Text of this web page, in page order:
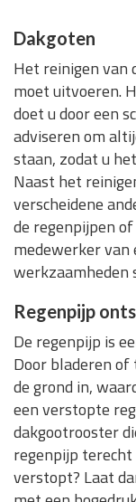
Dakgoten
Het reinigen van
moet uitvoeren.
doet u door een
adviseren om
staan, zodat u
Naast het
verscheidene
de regenpijpen
medewerker van
werkzaamheden
Regenpijp
De regenpijp is
Door bladeren
de grond in,
een verstopte
dakgootrooster
regenpijp
verstopt? Laat